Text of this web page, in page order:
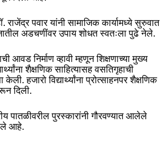
पवार यांनी सामाजिक कार्यामध्ये सुरुवात
अडचणींवर उपाय शोधत स्वतःला पुढे नेले.
आवड निर्माण व्हावी म्हणून शिक्षणाच्या मुख्य
शैक्षणिक साहित्यासह वसतिगृहाची
हजारो विद्यार्थ्यांना प्रोत्साहनपर शैक्षणिक
दिली.
पातळीवरील पुरस्कारांनी गौरवण्यात आलेले
आहे.